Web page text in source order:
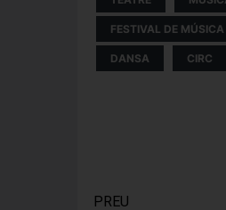
FESTIVAL DE
DANSA CIRC
PREU